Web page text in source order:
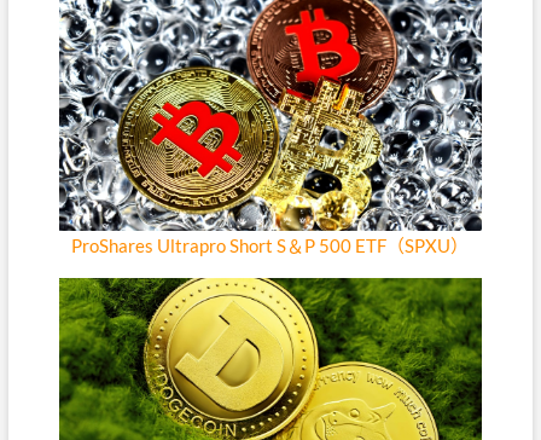
ProShares Ultrapro Short S＆P 500 ETF（SPXU）